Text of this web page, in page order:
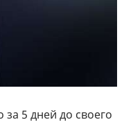
5 дней до своего